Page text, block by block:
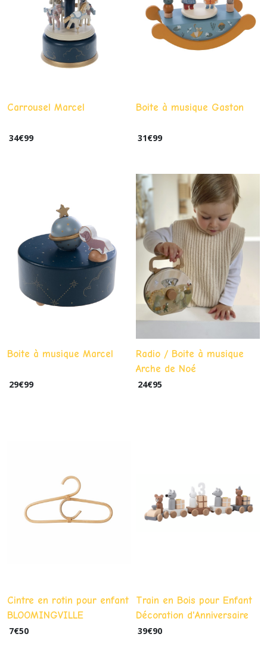
Carrousel Marcel
34€99
Boite à musique Gaston
31€99
Boite à musique Marcel
29€99
Radio / Boite à musique
Arche de Noé
24€95
Cintre en rotin pour enfant
BLOOMINGVILLE
7€50
Train en Bois pour Enfant
Décoration d'Anniversaire
Bloomingville
39€90